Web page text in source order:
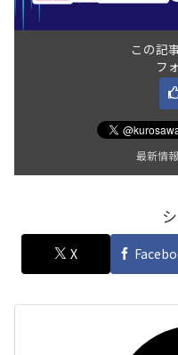
この記
フ
最新情
X